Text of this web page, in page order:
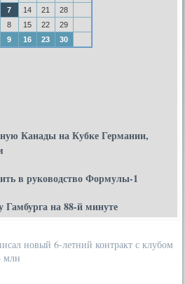
7 14 21
28
8 15 22
29
9 16 23 30
Канады на Кубке Германии,
в руководство Формулы-1
Гамбурга на 88-й минуте
новый 6-летний контракт с клубом
млн